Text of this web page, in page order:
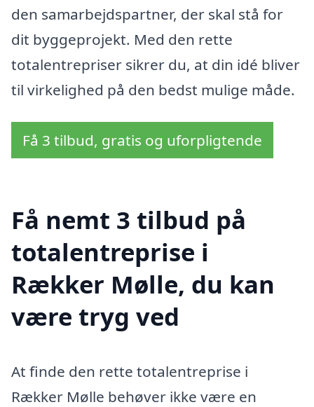
den samarbejdspartner, der skal stå for
dit byggeprojekt. Med den rette
totalentrepriser sikrer du, at din idé bliver
til virkelighed på den bedst mulige måde.
Få 3 tilbud, gratis og uforpligtende
Få nemt 3 tilbud på
totalentreprise i
Rækker Mølle, du kan
være tryg ved
At finde den rette totalentreprise i
Rækker Mølle behøver ikke være en